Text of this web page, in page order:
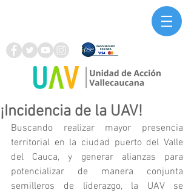
¡Incidencia de la UAV!
Buscando realizar mayor presencia
territorial en la ciudad puerto del Valle
del Cauca, y generar alianzas para
potencializar de manera conjunta
semilleros de liderazgo, la UAV se